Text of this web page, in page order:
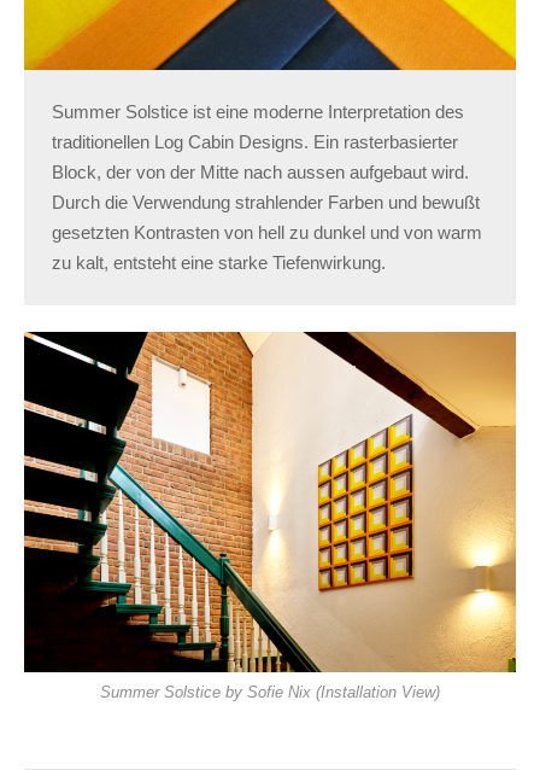
Summer Solstice ist eine moderne Interpretation des
traditionellen Log Cabin Designs. Ein rasterbasierter
Block, der von der Mitte nach aussen aufgebaut wird.
Durch die Verwendung strahlender Farben und bewußt
gesetzten Kontrasten von hell zu dunkel und von warm
zu kalt, entsteht eine starke Tiefenwirkung.
Summer Solstice by Sofie Nix (Installation View)